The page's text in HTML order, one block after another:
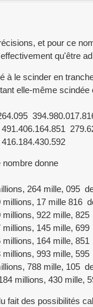
et pour ce
qu'être
à le scinder en
elle-même scindée
nombre donne
264 mille, 095
millions, 17 mille 816
millions, 922 mille,
millions, 145 mille,
millions, 164 mille,
millions, 993 mille,
788 mille, 105
millions, 430 mille,
fait des possibilités